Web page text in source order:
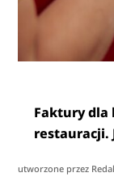
Faktury dla
restauracji.
utworzone przez